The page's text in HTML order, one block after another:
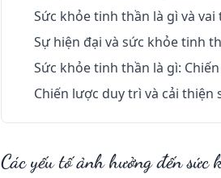
Sức khỏe tinh thần là gì và
Sự hiện đại và sức khỏe tinh
Sức khỏe tinh thần là gì:
Chiến lược duy trì và cải thiện
Các yếu tố ảnh hưởng đến